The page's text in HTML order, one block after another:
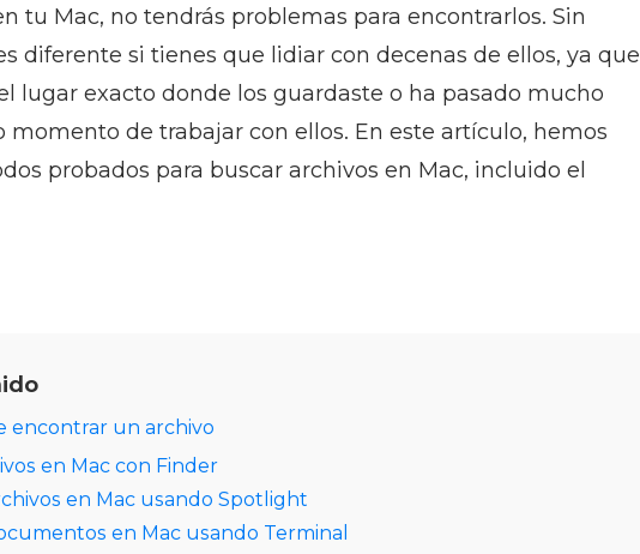
tu Mac, no tendrás problemas para encontrarlos. Sin
diferente si tienes que lidiar con decenas de ellos, ya que
lugar exacto donde los guardaste o ha pasado mucho
de trabajar con ellos. En este artículo, hemos
probados para buscar archivos en Mac, incluido el
encontrar un archivo
en Mac con Finder
en Mac usando Spotlight
en Mac usando Terminal